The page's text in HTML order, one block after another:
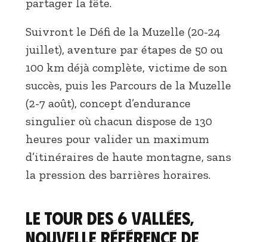
Suivront le Défi de la Muzelle (20-24
juillet), aventure par étapes de 50 ou
100 km déjà complète, victime de son
succès, puis les Parcours de la Muzelle
(2-7 août), concept d’endurance
singulier où chacun dispose de 130
heures pour valider un maximum
d’itinéraires de haute montagne, sans
la pression des barrières horaires.
Le Tour des 6 Vallées,
nouvelle référence de